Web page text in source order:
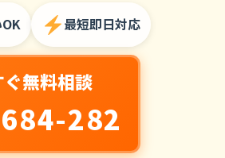
最短即日対応
無料相談
282